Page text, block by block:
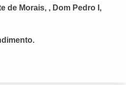
de Morais, , Dom Pedro I,